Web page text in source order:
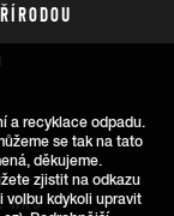
NÁS
a recyklace odpadu.
se tak na tato
děkujeme.
zjistit na odkazu
volbu kdykoli upravit